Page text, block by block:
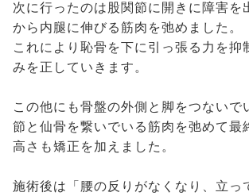
次に行ったのは股関節に開きに障害を
から内腿に伸びる筋肉を弛めました。
これにより恥骨を下に引っ張る力を抑
みを正していきます。
この他にも骨盤の外側と脚をつないで
節と仙骨を繋いでいる筋肉を弛めて最
高さも矯正を加えました。
施術後は「腰の反りがなくなり、立っ